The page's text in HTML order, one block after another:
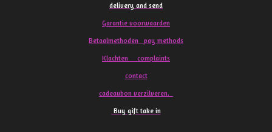
delivery and send
Garantie voorwaarden
Betaalmethoden pay methods
Klachten complaints
contact
cadeaubon verzilveren.
Buy gift take in